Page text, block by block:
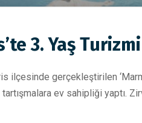
3. Yaş
ilçesinde gerçekleştirilen
tartışmalara ev sahipliği yaptı.